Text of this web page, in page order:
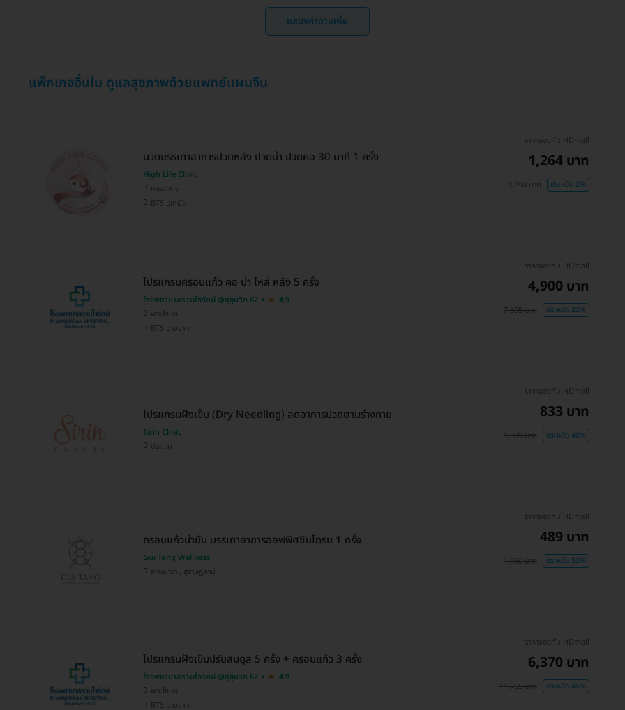
แสดงคำถามเพิ่ม
แพ็กเกจอื่นใน ดูแลสุขภาพด้วยแพทย์แผนจีน
นวดบรรเทาอาการปวดหลัง ปวดบ่า ปวดคอ 30 นาที 1 ครั้ง
High Life Clinic
คลองเตย
BTS เอกมัย
ราคาจองกับ HDmall
1,264 บาท
1,290 บาท ประหยัด 2%
โปรแกรมครอบแก้ว คอ บ่า ไหล่ หลัง 5 ครั้ง
โรงพยาบาลรวมใจรักษ์ @สุขุมวิท 62
4.9
พระโขนง
BTS บางจาก
ราคาจองกับ HDmall
4,900 บาท
7,305 บาท ประหยัด 33%
โปรแกรมฝังเข็ม (Dry Needling) ลดอาการปวดตามร่างกาย
Sirin Clinic
ประเวศ
ราคาจองกับ HDmall
833 บาท
1,399 บาท ประหยัด 40%
ครอบแก้วน้ำมัน บรรเทาอาการออฟฟิศซินโดรม 1 ครั้ง
Gui Tang Wellness
ยานนาวา , สุราษฎ์ธานี
ราคาจองกับ HDmall
489 บาท
1,050 บาท ประหยัด 53%
โปรแกรมฝังเข็มปรับสมดุล 5 ครั้ง + ครอบแก้ว 3 ครั้ง
โรงพยาบาลรวมใจรักษ์ @สุขุมวิท 62
4.9
พระโขนง
BTS บางจาก
ราคาจองกับ HDmall
6,370 บาท
11,755 บาท ประหยัด 46%